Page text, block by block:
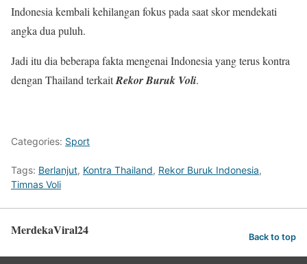
Indonesia kembali kehilangan fokus pada saat skor mendekati
angka dua puluh.
Jadi itu dia beberapa fakta mengenai Indonesia yang terus kontra
dengan Thailand terkaitRekor Buruk Voli.
Categories: Sport
Tags: Berlanjut, Kontra Thailand, Rekor Buruk Indonesia,
Timnas Voli
MerdekaViral24 Back to top